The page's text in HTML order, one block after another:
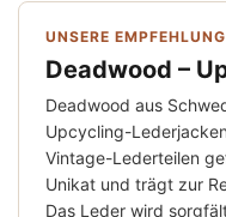
UNSERE EMPFEHLUNG
Deadwood –
Deadwood aus
Upcycling-
Vintage-Lederteilen
Unikat und trägt zur
Das Leder wird